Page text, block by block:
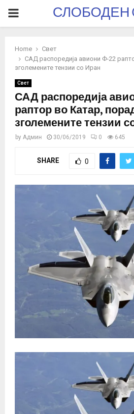
PRIMARYСЛОБОДЕН
Home
Свет
САД распоредија авиони Ф-22
зголемените тензии со Иран
Свет
САД распоредија
раптор во Катар,
зголемените тензии
by Админ 30/06/2019 0 645
SHARE 0